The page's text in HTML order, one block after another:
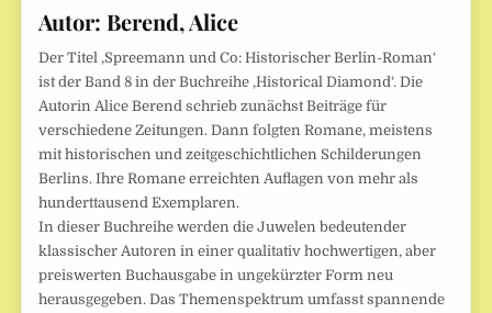
Autor: Berend, Alice
Der Titel ‚Spreemann und Co: Historischer Berlin-Roman‘
ist der Band 8 in der Buchreihe ‚Historical Diamond‘. Die
Autorin Alice Berend schrieb zunächst Beiträge für
verschiedene Zeitungen. Dann folgten Romane, meistens
mit historischen und zeitgeschichtlichen Schilderungen
Berlins. Ihre Romane erreichten Auflagen von mehr als
hunderttausend Exemplaren.
In dieser Buchreihe werden die Juwelen bedeutender
klassischer Autoren in einer qualitativ hochwertigen, aber
preiswerten Buchausgabe in ungekürzter Form neu
herausgegeben. Das Themenspektrum umfasst spannende